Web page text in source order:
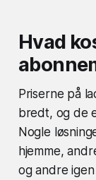
Hvad
Priserne på
bredt, og de
Nogle
hjemme,
og andre